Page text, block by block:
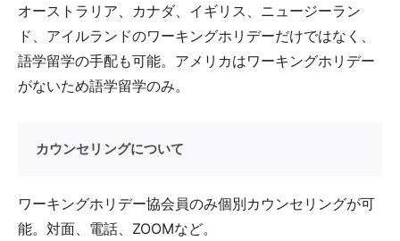
オーストラリア、カナダ、イギリス、ニュージーラン
ド、アイルランドのワーキングホリデーだけではなく、
語学留学の手配も可能。アメリカはワーキングホリデー
がないため語学留学のみ。
カウンセリングについて
ワーキングホリデー協会員のみ個別カウンセリングが可
能。対面、電話、ZOOMなど。